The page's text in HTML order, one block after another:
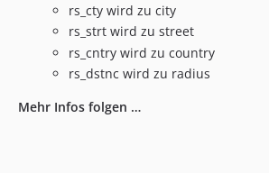
rs_cty wird zu city
rs_strt wird zu street
rs_cntry wird zu country
rs_dstnc wird zu radius
Mehr Infos folgen …